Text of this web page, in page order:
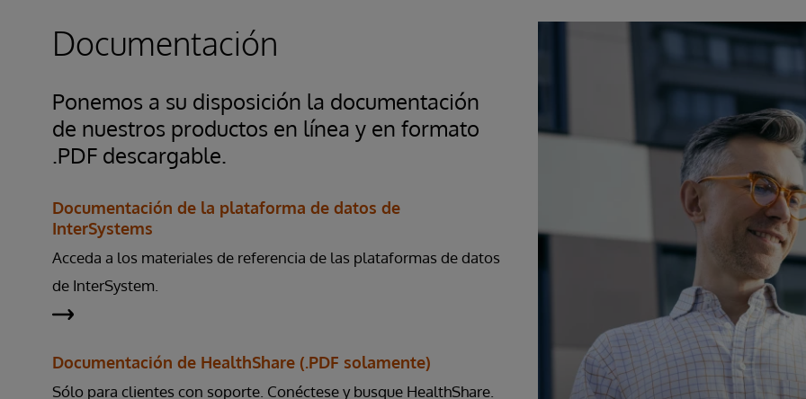
Documentación
Ponemos a su disposición la documentación
de nuestros productos en línea y en formato
.PDF descargable.
Documentación de la plataforma de datos de
InterSystems
Acceda a los materiales de referencia de las plataformas de datos
de InterSystem.
Documentación de HealthShare (.PDF solamente)
Sólo para clientes con soporte. Conéctese y busque HealthShare.